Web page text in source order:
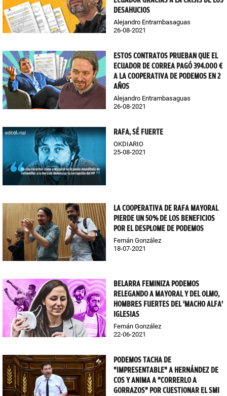
DESAHUCIOS
Alejandro Entrambasaguas
26-08-2021
ESTOS CONTRATOS PRUEBAN QUE EL
ECUADOR DE CORREA PAGÓ 394.000 €
A LA COOPERATIVA DE PODEMOS EN 2
AÑOS
Alejandro Entrambasaguas
26-08-2021
RAFA, SÉ FUERTE
OKDIARIO
25-08-2021
LA COOPERATIVA DE RAFA MAYORAL
PIERDE UN 50% DE LOS BENEFICIOS
POR EL DESPLOME DE PODEMOS
Fernán González
18-07-2021
BELARRA FEMINIZA PODEMOS
RELEGANDO A MAYORAL Y DEL OLMO,
HOMBRES FUERTES DEL 'MACHO ALFA'
IGLESIAS
Fernán González
22-06-2021
PODEMOS TACHA DE
"IMPRESENTABLE" A HERNÁNDEZ DE
COS Y ANIMA A "CORRERLO A
GORRAZOS" POR CUESTIONAR EL SMI